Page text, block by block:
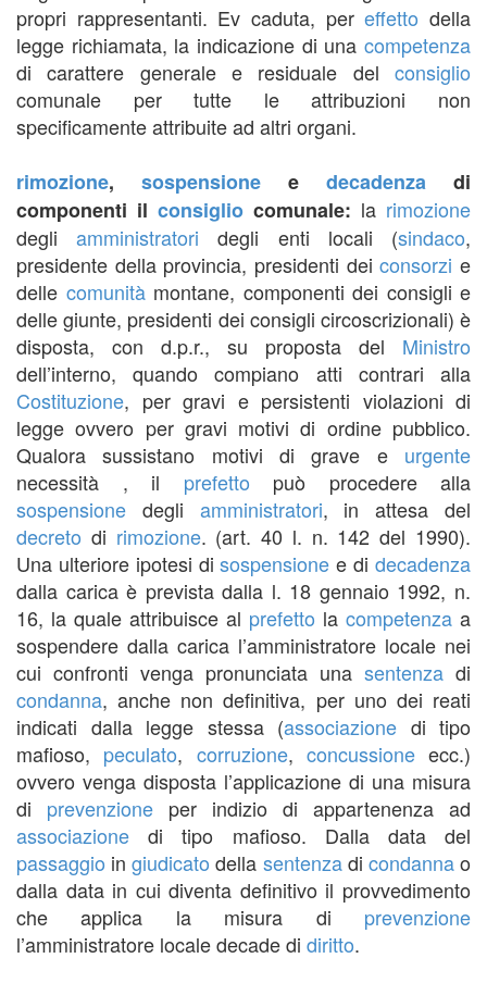
propri rappresentanti. Ev caduta, pereffetto della
legge richiamata, la indicazione di una competenza
di carattere generale e residuale del consiglio
comunale per tutte le attribuzioni non
specificamente attribuite ad altri organi.
rimozione, sospensione e decadenza di
componenti il consiglio comunale: la rimozione
degliamministratori degli enti locali (sindaco,
presidente della provincia, presidenti deiconsorzi e
delle comunitàmontane, componenti dei consigli e
delle giunte, presidenti dei consigli circoscrizionali) è
disposta, con d.p.r., su proposta del Ministro
dell’interno, quando compiano atti contrari alla
Costituzione, per gravi e persistenti violazioni di
legge ovvero per gravi motivi di ordine pubblico.
Qualora sussistano motivi di grave e urgente
necessità , il prefetto può procedere alla
sospensione degli amministratori, in attesa del
decreto di rimozione. (art. 40 l. n. 142 del 1990).
Una ulteriore ipotesi disospensione e didecadenza
dalla carica è prevista dalla l. 18 gennaio 1992, n.
16, la quale attribuisce al prefetto la competenza a
sospendere dalla carica l’amministratore locale nei
cui confronti venga pronunciata una sentenza di
condanna, anche non definitiva, per uno dei reati
indicati dalla legge stessa (associazione di tipo
mafioso, peculato, corruzione, concussioneecc.)
ovvero venga disposta l’applicazione di una misura
di prevenzione per indizio di appartenenza ad
associazione di tipo mafioso. Dalla data del
passaggio ingiudicato della sentenzadi condannao
dalla data in cui diventa definitivo il provvedimento
che applica la misura di prevenzione
l’amministratore locale decade di diritto.